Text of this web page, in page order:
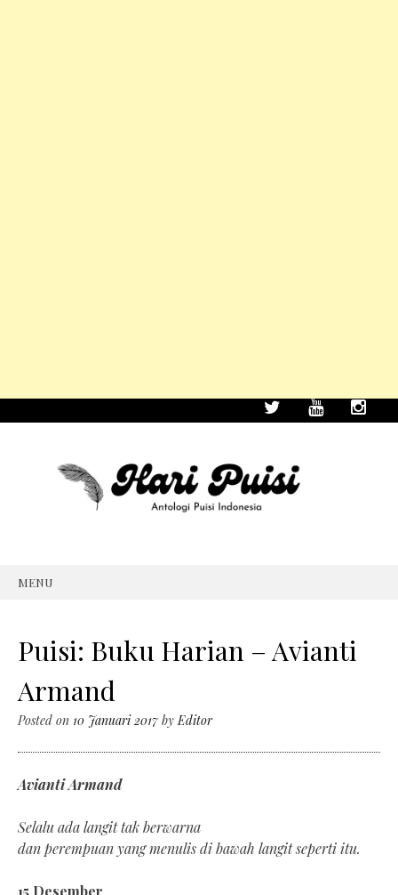
MENU
Puisi: Buku Harian – Avianti
Armand
Posted on 10 Januari 2017byEditor
Avianti Armand
Selalu ada langit tak berwarna
dan perempuan yang menulis di bawah langit seperti itu.
15 Desember